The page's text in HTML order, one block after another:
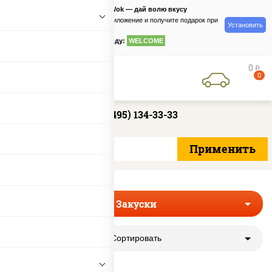
PizzaSushiWok — дай волю вкусу
Скачайте приложение и получите подарок при
по промокоду: WELCOME
Установить
0 руб
0
+7 (495) 134-33-33
Закуски
Сортировать